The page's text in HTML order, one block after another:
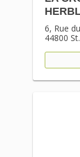
6, Rue
44800